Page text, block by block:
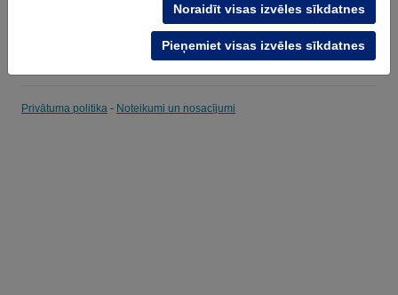
Noraidīt visas izvēles sīkdatnes
Pieņemiet visas izvēles sīkdatnes
Privātuma politika - Noteikumi un nosacījumi